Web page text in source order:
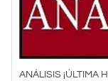
ANÁLISIS ¡ÚLTIMA